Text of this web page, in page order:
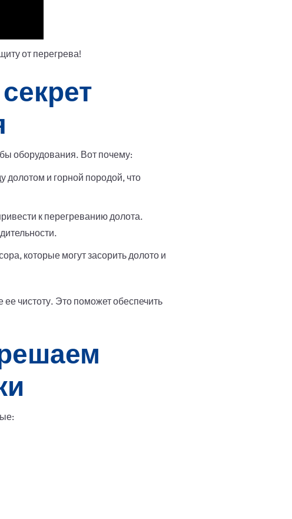
от перегрева!
оборудования. Вот почему:
и горной породой, что
к перегреванию долота.
которые могут засорить долото и
чистоту. Это поможет обеспечить